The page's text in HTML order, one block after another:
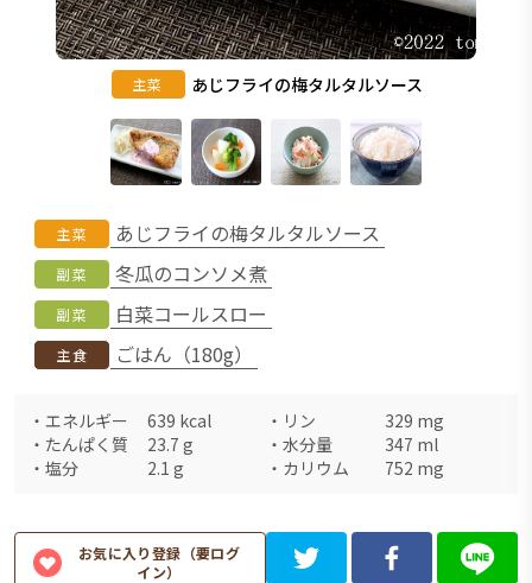
主菜 あじフライの梅タルタルソース
主菜 あじフライの梅タルタルソース
副菜 冬瓜のコンソメ煮
副菜 白菜コールスロー
主食 ごはん（180g）
・ エネルギー 639 kcal ・ リン 329 mg
・ たんぱく質 23.7 g ・ 水分量 347 ml
・ 塩分 2.1 g ・ カリウム 752 mg
お気に入り登録（要ログ
イン）